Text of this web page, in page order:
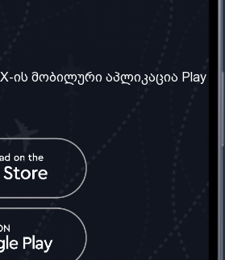
წესები და პირობები
კითხვები
სოციალური ქსელი
ის მობილური აპლიკაცია Play